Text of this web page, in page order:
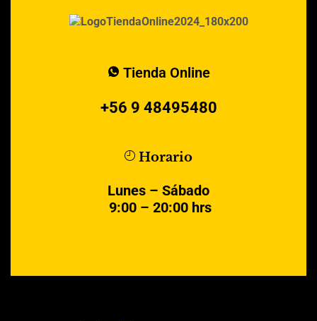
Tienda Online
+56 9 48495480
Horario
Lunes – Sábado
9:00 – 20:00 hrs